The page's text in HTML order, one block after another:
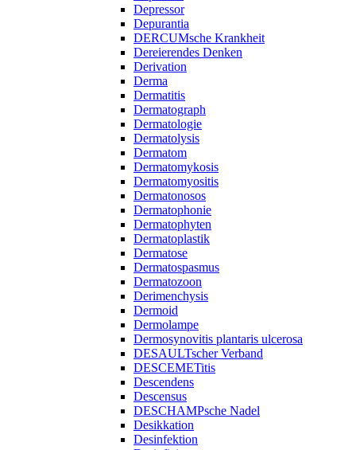
Depressor
Depurantia
DERCUMsche Krankheit
Dereierendes Denken
Derivation
Derma
Dermatitis
Dermatograph
Dermatologie
Dermatolysis
Dermatom
Dermatomykosis
Dermatomyositis
Dermatonosos
Dermatophonie
Dermatophyten
Dermatoplastik
Dermatose
Dermatospasmus
Dermatozoon
Derimenchysis
Dermoid
Dermolampe
Dermosynovitis plantaris ulcerosa
DESAULTscher Verband
DESCEMETitis
Descendens
Descensus
DESCHAMPsche Nadel
Desikkation
Desinfektion